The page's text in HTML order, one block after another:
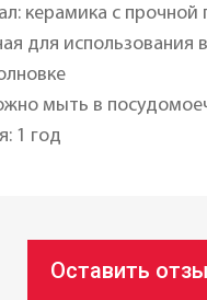
керамика с прочной
для использования в
мыть в
1 год
Оставить